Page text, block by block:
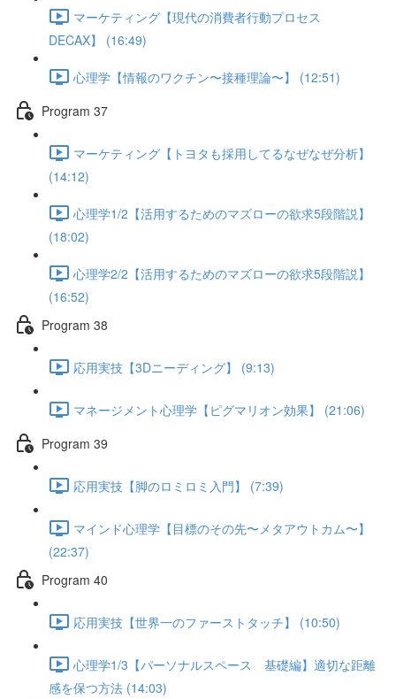
マーケティング【現代の消費者行動プロセス
DECAX】 (16:49)
心理学【情報のワクチン〜接種理論〜】 (12:51)
Program 37
マーケティング【トヨタも採用してるなぜなぜ分析】
(14:12)
心理学1/2【活用するためのマズローの欲求5段階説】
(18:02)
心理学2/2【活用するためのマズローの欲求5段階説】
(16:52)
Program 38
応用実技【3Dニーディング】 (9:13)
マネージメント心理学【ピグマリオン効果】 (21:06)
Program 39
応用実技【脚のロミロミ入門】 (7:39)
マインド心理学【目標のその先〜メタアウトカム〜】
(22:37)
Program 40
応用実技【世界一のファーストタッチ】 (10:50)
心理学1/3【パーソナルスペース 基礎編】適切な距離
感を保つ方法 (14:03)